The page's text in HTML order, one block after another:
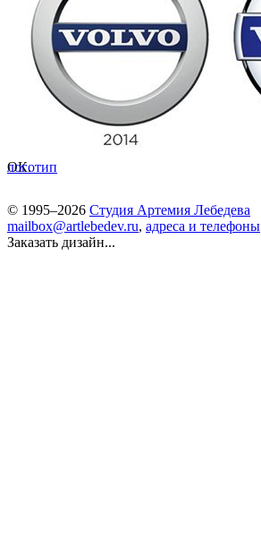
ОК.
логотип
© 1995–2026 Студия Артемия Лебедева
mailbox@artlebedev.ru, адреса и телефоны
Заказать дизайн...